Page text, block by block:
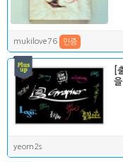
mukilove76 인증
[
yeom2s